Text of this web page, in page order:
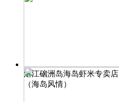
湛江硇洲岛海岛虾米专卖店
（海岛风情）